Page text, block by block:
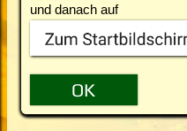
und danach auf